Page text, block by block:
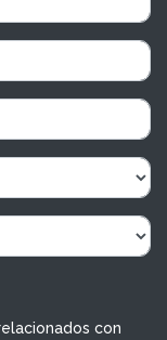
con